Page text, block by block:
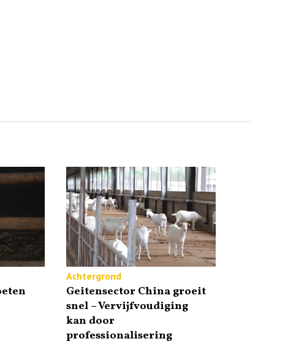
Achtergrond
Geitensector China groeit
snel – Vervijfvoudiging
kan door
professionalisering